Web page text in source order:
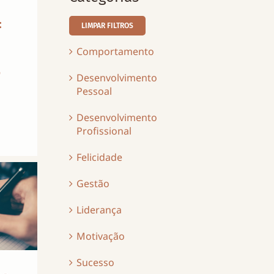
LIMPAR FILTROS
Comportamento
Desenvolvimento
Pessoal
Desenvolvimento
Profissional
Felicidade
Gestão
Liderança
Motivação
Sucesso